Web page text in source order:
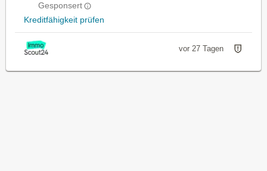
Gesponsert
Kreditfähigkeit prüfen
vor 27 Tagen